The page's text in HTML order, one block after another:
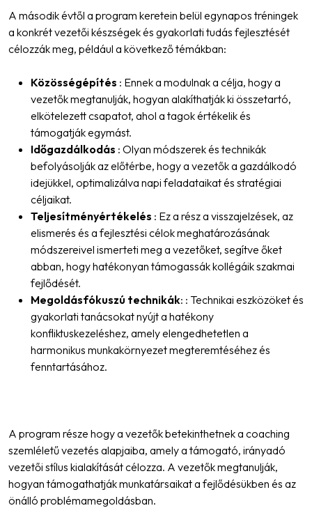
A második évtől a program keretein belül egynapos tréningek
a konkrét vezetői készségek és gyakorlati tudás fejlesztését
célozzák meg, például a következő témákban:
Közösségépítés : Ennek a modulnak a célja, hogy a
vezetők megtanulják, hogyan alakíthatják ki összetartó,
elkötelezett csapatot, ahol a tagok értékelik és
támogatják egymást.
Időgazdálkodás : Olyan módszerek és technikák
befolyásolják az előtérbe, hogy a vezetők a gazdálkodó
idejükkel, optimalizálva napi feladataikat és stratégiai
céljaikat.
Teljesítményértékelés : Ez a rész a visszajelzések, az
elismerés és a fejlesztési célok meghatározásának
módszereivel ismerteti meg a vezetőket, segítve őket
abban, hogy hatékonyan támogassák kollégáik szakmai
fejlődését.
Megoldásfókuszú technikák: : Technikai eszközöket és
gyakorlati tanácsokat nyújt a hatékony
konfliktuskezeléshez, amely elengedhetetlen a
harmonikus munkakörnyezet megteremtéséhez és
fenntartásához.
A program része hogy a vezetők betekinthetnek a coaching
szemléletű vezetés alapjaiba, amely a támogató, irányadó
vezetői stílus kialakítását célozza. A vezetők megtanulják,
hogyan támogathatják munkatársaikat a fejlődésükben és az
önálló problémamegoldásban.